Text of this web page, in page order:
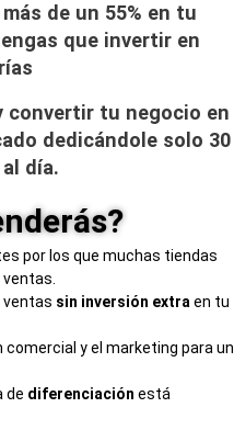
de un 55% en tu
que invertir en
convertir tu negocio en
dedicándole solo 30
al día.
por los que muchas tiendas
ventas.
ventas sin inversión extraen tu
comercial y el marketing para un
de diferenciación está